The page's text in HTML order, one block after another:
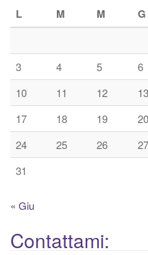
L M M G
3
4 5 6
10
11 12 13
17
18 19 20
24
25 26 27
31
« Giu
Contattami: